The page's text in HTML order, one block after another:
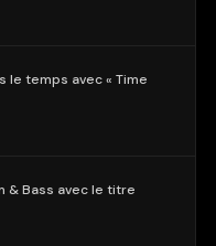
le temps avec « Time
& Bass avec le titre